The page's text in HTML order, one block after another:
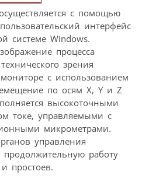
с помощью
интерфейс
системе Windows.
процесса
зрения
с использованием
по осям X, Y и Z
высокоточными
токе, управляемыми с
микрометрами.
управления
работу
простоев.